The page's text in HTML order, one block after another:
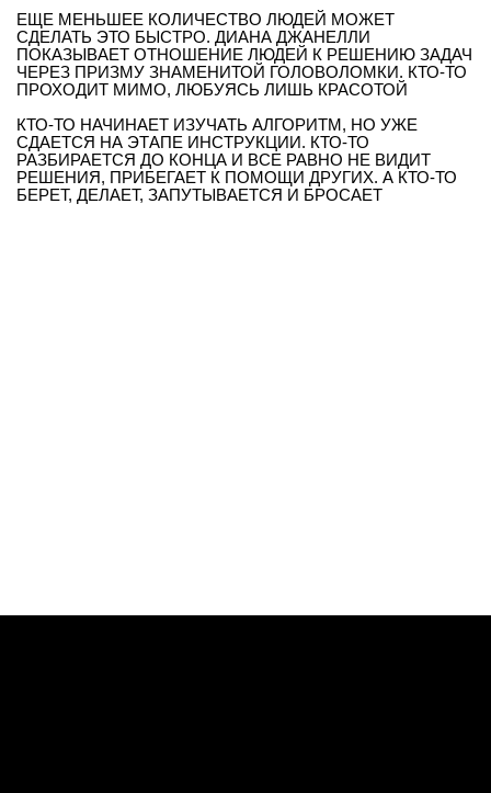
ЕЩЕ МЕНЬШЕЕ КОЛИЧЕСТВО ЛЮДЕЙ МОЖЕТ
СДЕЛАТЬ ЭТО БЫСТРО. ДИАНА ДЖАНЕЛЛИ
ПОКАЗЫВАЕТ ОТНОШЕНИЕ ЛЮДЕЙ К РЕШЕНИЮ ЗАДАЧ
ЧЕРЕЗ ПРИЗМУ ЗНАМЕНИТОЙ ГОЛОВОЛОМКИ. КТО-ТО
ПРОХОДИТ МИМО, ЛЮБУЯСЬ ЛИШЬ КРАСОТОЙ
КТО-ТО НАЧИНАЕТ ИЗУЧАТЬ АЛГОРИТМ, НО УЖЕ
СДАЕТСЯ НА ЭТАПЕ ИНСТРУКЦИИ. КТО-ТО
РАЗБИРАЕТСЯ ДО КОНЦА И ВСЕ РАВНО НЕ ВИДИТ
РЕШЕНИЯ, ПРИБЕГАЕТ К ПОМОЩИ ДРУГИХ. А КТО-ТО
БЕРЕТ, ДЕЛАЕТ, ЗАПУТЫВАЕТСЯ И БРОСАЕТ